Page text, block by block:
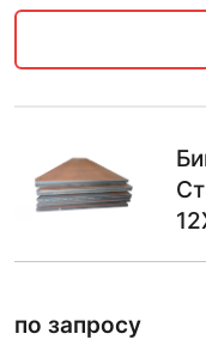
по запросу